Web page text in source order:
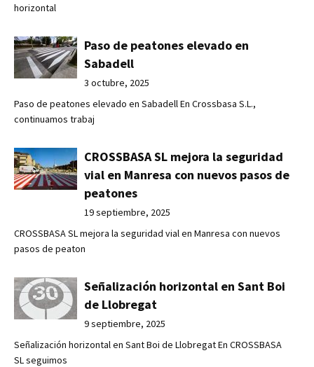
horizontal
Paso de peatones elevado en
Sabadell
3 octubre, 2025
Paso de peatones elevado en Sabadell En Crossbasa S.L.,
continuamos trabaj
CROSSBASA SL mejora la seguridad
vial en Manresa con nuevos pasos de
peatones
19 septiembre, 2025
CROSSBASA SL mejora la seguridad vial en Manresa con nuevos
pasos de peaton
Señalización horizontal en Sant Boi
de Llobregat
9 septiembre, 2025
Señalización horizontal en Sant Boi de Llobregat En CROSSBASA
SL seguimos